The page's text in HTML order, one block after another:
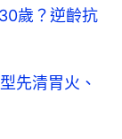
歲？逆齡抗
先清胃火、